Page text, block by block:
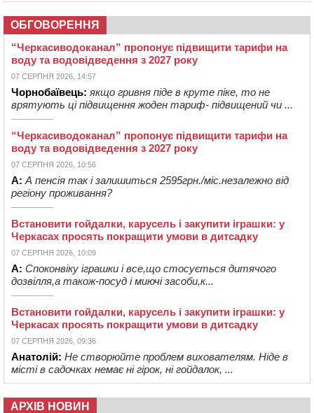
ОБГОВОРЕННЯ
“Черкасиводоканал” пропонує підвищити тарифи на
воду та водовідведення з 2027 року
07 СЕРПНЯ 2026, 14:57
Чорнобаївець: якщо гривня піде в круте піке, то не
врятують ці підвищення жоден тариф- підвищений чи ...
“Черкасиводоканал” пропонує підвищити тарифи на
воду та водовідведення з 2027 року
07 СЕРПНЯ 2026, 10:56
А: А пенсія так і залишиться 2595грн./міс.незалежно від
регіону проживання?
Встановити гойдалки, карусель і закупити іграшки: у
Черкасах просять покращити умови в дитсадку
07 СЕРПНЯ 2026, 10:09
А: Споконвіку іграшки і все,що стосується дитячого
дозвілля,а також-посуд і миючі засоби,к...
Встановити гойдалки, карусель і закупити іграшки: у
Черкасах просять покращити умови в дитсадку
07 СЕРПНЯ 2026, 09:36
Анатолій: Не створюйте проблем вихователям. Ніде в
місті в садочках немає ні гірок, ні гойдалок, ...
АРХІВ НОВИН